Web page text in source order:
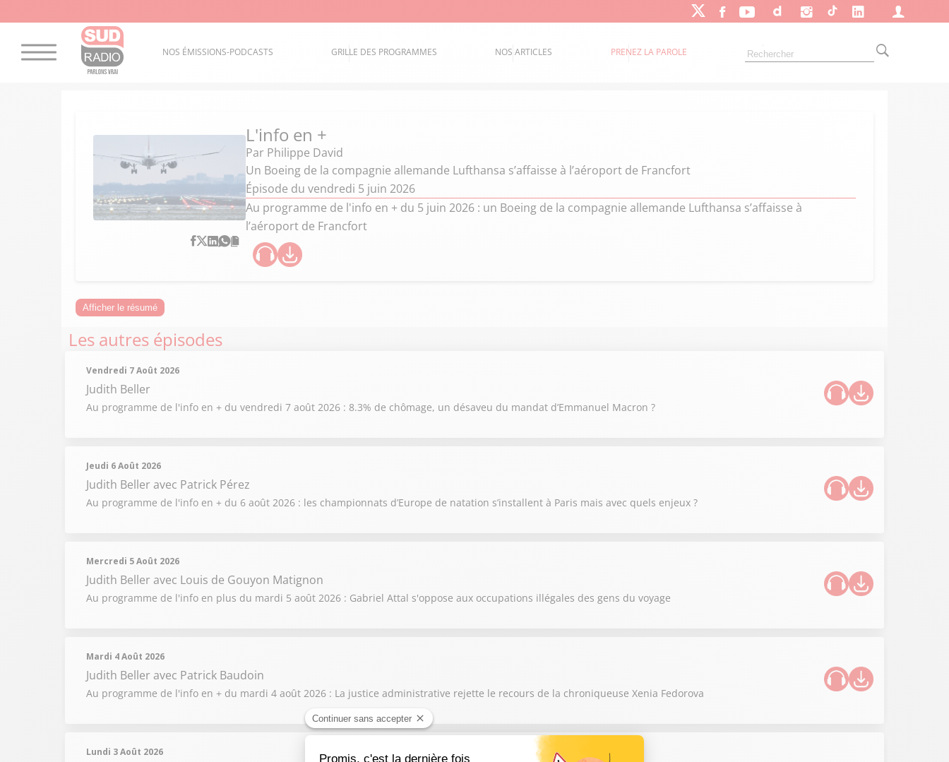
NOS ÉMISSIONS-PODCASTS GRILLE DES PROGRAMMES NOS ARTICLES PRENEZ LA PAROLE
L'info en +
Par Philippe David
Un Boeing de la compagnie allemande Lufthansa s’affaisse à l’aéroport de Francfort
Épisode du vendredi 5 juin 2026
Au programme de l'info en + du 5 juin 2026 : un Boeing de la compagnie allemande Lufthansa s’affaisse à
l’aéroport de Francfort
Afficher le résumé
Les autres épisodes
Vendredi 7 Août 2026
Judith Beller
Au programme de l'info en + du vendredi 7 août 2026 : 8.3% de chômage, un désaveu du mandat d’Emmanuel Macron ?
Jeudi 6 Août 2026
Judith Beller avec Patrick Pérez
Au programme de l'info en + du 6 août 2026 : les championnats d’Europe de natation s’installent à Paris mais avec quels enjeux ?
Mercredi 5 Août 2026
Judith Beller avec Louis de Gouyon Matignon
Au programme de l'info en plus du mardi 5 août 2026 : Gabriel Attal s'oppose aux occupations illégales des gens du voyage
Mardi 4 Août 2026
Judith Beller avec Patrick Baudoin
Au programme de l'info en + du mardi 4 août 2026 : La justice administrative rejette le recours de la chroniqueuse Xenia Fedorova
Lundi 3 Août 2026